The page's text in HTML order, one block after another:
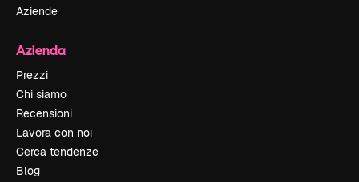
Aziende
Azienda
Prezzi
Chi siamo
Recensioni
Lavora con noi
Cerca tendenze
Blog